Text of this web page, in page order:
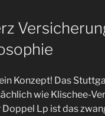
Konzept! Das
wie Klischee-
Lp ist das